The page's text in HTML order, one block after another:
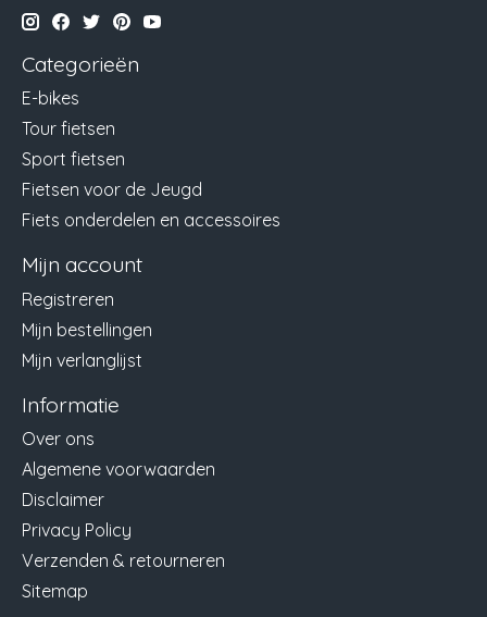
Categorieën
E-bikes
Tour fietsen
Sport fietsen
Fietsen voor de Jeugd
Fiets onderdelen en accessoires
Mijn account
Registreren
Mijn bestellingen
Mijn verlanglijst
Informatie
Over ons
Algemene voorwaarden
Disclaimer
Privacy Policy
Verzenden & retourneren
Sitemap